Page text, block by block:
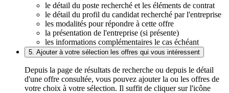
le détail du poste recherché et les éléments de contrat
le détail du profil du candidat recherché par l'entreprise
les modalités pour répondre à cette offre
la présentation de l'entreprise (si présente)
les informations complémentaires le cas échéant
5. Ajouter à votre sélection les offres qui vous intéressent
Depuis la page de résultats de recherche ou depuis le détail
d'une offre consultée, vous pouvez ajouter la ou les offres de
votre choix à votre sélection. Il suffit de cliquer sur l'icône